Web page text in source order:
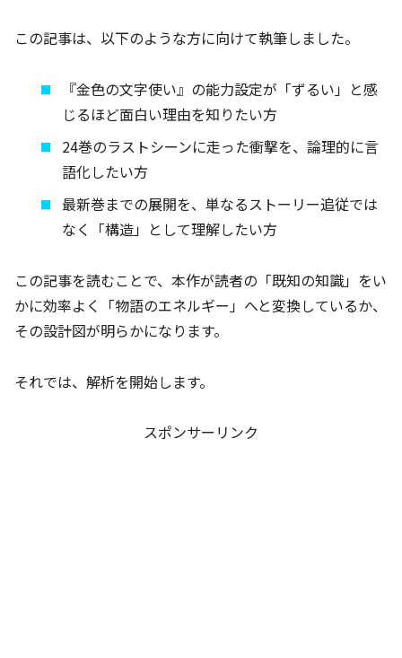
この記事は、以下のような方に向けて執筆しました。
『金色の文字使い』の能力設定が「ずるい」と感
じるほど面白い理由を知りたい方
24巻のラストシーンに走った衝撃を、論理的に言
語化したい方
最新巻までの展開を、単なるストーリー追従では
なく「構造」として理解したい方
この記事を読むことで、本作が読者の「既知の知識」をい
かに効率よく「物語のエネルギー」へと変換しているか、
その設計図が明らかになります。
それでは、解析を開始します。
スポンサーリンク